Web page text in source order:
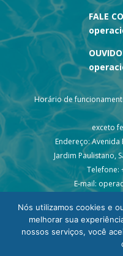
FALE
Horário de
exceto
Endereço:
Jardim Paulistano,
Telefone:
E-mail:
© 2024 todos os
Nós utilizamos cookies e
melhorar sua
nossos serviços, você